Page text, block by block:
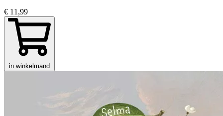
€ 11,99
in winkelmand